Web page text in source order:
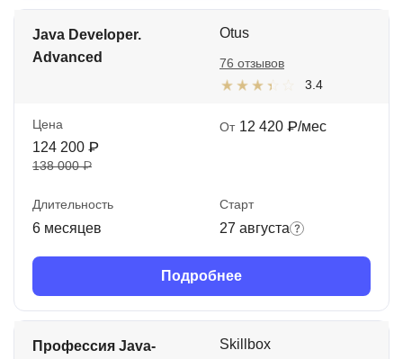
Java Developer.
Advanced
Otus
3.4
76 отзывов
Цена
124 200 ₽
138 000 ₽
От 12 420 ₽/мес
Длительность
6 месяцев
Старт
27 августа
Подробнее
Профессия Java-
Skillbox